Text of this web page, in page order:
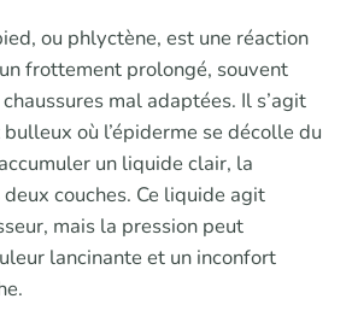
ou phlyctène, est une réaction
frottement prolongé, souvent
mal adaptées. Il s’agit
où l’épiderme se décolle du
un liquide clair, la
couches. Ce liquide agit
mais la pression peut
lancinante et un inconfort